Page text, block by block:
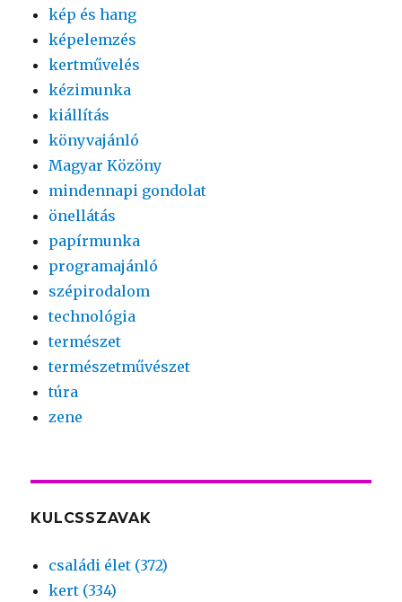
kép és hang
képelemzés
kertművelés
kézimunka
kiállítás
könyvajánló
Magyar Közöny
mindennapi gondolat
önellátás
papírmunka
programajánló
szépirodalom
technológia
természet
természetművészet
túra
zene
KULCSSZAVAK
családi élet (372)
kert (334)